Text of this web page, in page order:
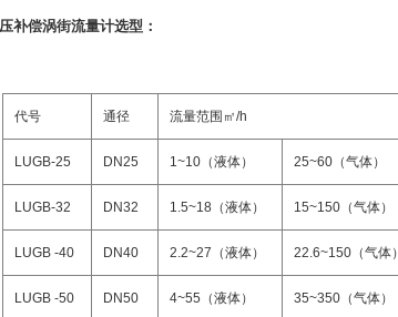
补偿涡街流量计选型：
代号 通径 流量范围㎡/h
LUGB-25 DN25 1~10 （液体） 25~60 （气体）
LUGB-32 DN32 1.5~18 （液体） 15~150 （气体）
LUGB -40 DN40 2.2~27 （液体） 22.6~150 （气体）
LUGB -50 DN50 4~55 （液体） 35~350 （气体）